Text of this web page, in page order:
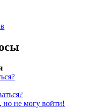
но не могу войти!